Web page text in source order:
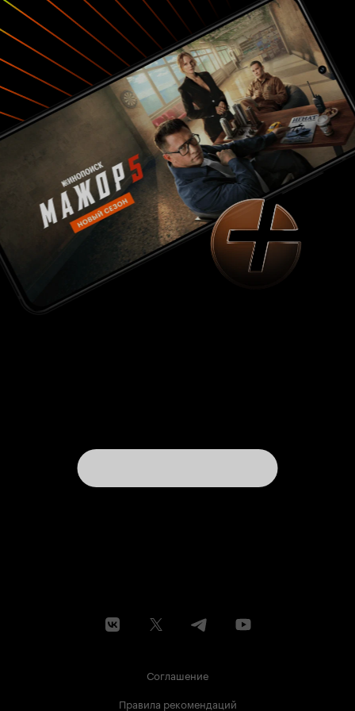
попали в святую обитель, уставы которой
никто не вправе нарушить. В этот мирок,
наполненный самым чистым воздухом и самой
чистой водой, молодой человек увлекает за
собой Анриетту. Они стали одним целым,
святая обитель по имени Природа соединила
их. Юноша думал, что навсегда, но ошибся.
Анриетта полюбила другого. На все вопросы
бедного юноши Природа ответила каплями
дождя, падающими, как слезы на поверхность
водной глади реки… Любопытно, что во время
съемочного дня «Загородной прогулки»,
Ренуар рассчитывал на благоприятные
погодные условия, но неожиданно ветер
переменился, и многие сцены из фильма
пришлось снимать под дождем, который и
привнес в него драматизм. Так, Природа
ответила режиссеру за его преклонение перед
Соглашение
Правила рекомендаций